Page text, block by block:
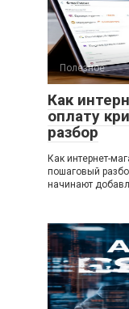
Полезное
Как
оплату
разбор
Как интернет-
пошаговый
начинают